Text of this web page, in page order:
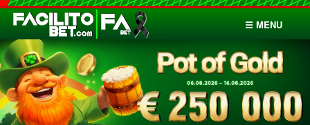
☰ MENU
Inicio
Apuestas
Cuentas